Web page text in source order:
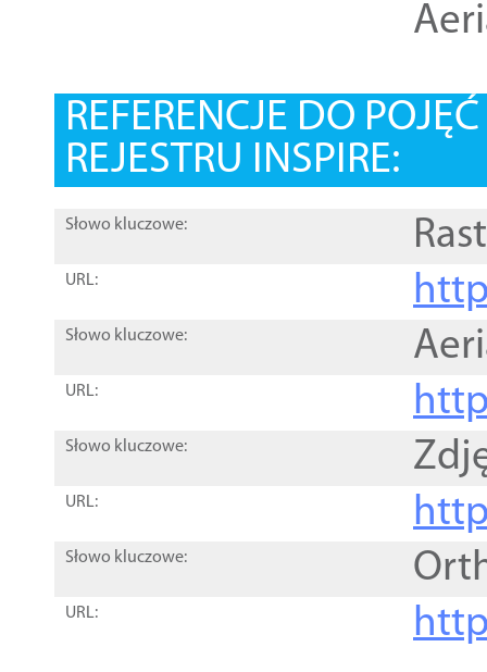
REFERENCJE DO
REJESTRU INSPIRE:
Słowo kluczowe:
URL:
Słowo kluczowe:
URL:
Słowo kluczowe:
URL:
Słowo kluczowe:
URL: